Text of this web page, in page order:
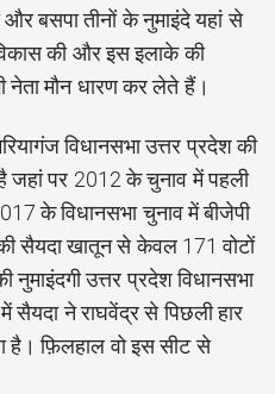
और बसपा तीनों के नुमाइंदे यहां से
की और इस इलाके की
नेता मौन धारण कर लेते हैं।
विधानसभा उत्तर प्रदेश की
जहां पर 2012 के चुनाव में पहली
के विधानसभा चुनाव में बीजेपी
सैयदा खातून से केवल 171 वोटों
उत्तर प्रदेश विधानसभा
ने राघवेंद्र से पिछली हार
है। फ़िलहाल वो इस सीट से